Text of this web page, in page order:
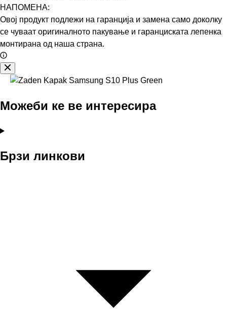
НАПОМЕНА:
Овој продукт подлежи на гаранција и замена само доколку
се чуваат оригиналното пакување и гаранциската лепенка
монтирана од наша страна.
Можеби ке ве интересира
Брзи линкови